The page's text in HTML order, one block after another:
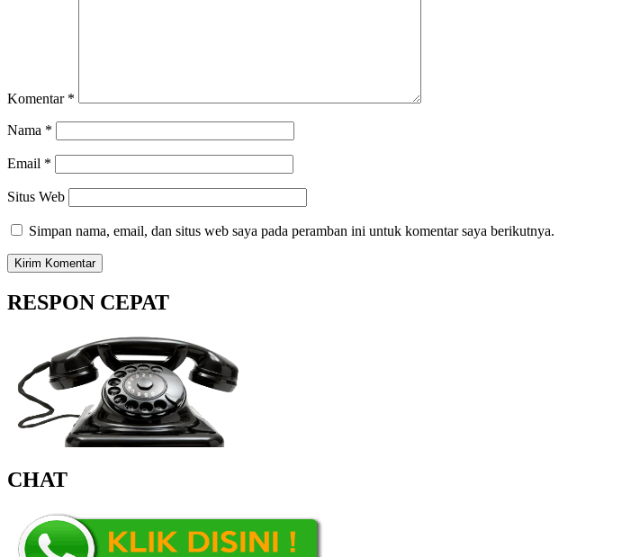
Komentar *
Nama *
Email *
Situs Web
Simpan nama, email, dan situs web saya pada peramban ini untuk komentar saya berikutnya.
RESPON CEPAT
CHAT